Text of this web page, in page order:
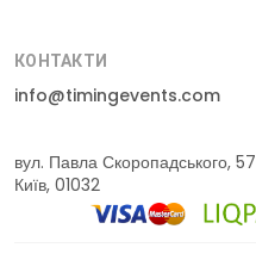
КОНТАКТИ
info@timingevents.com
вул. Павла Скоропадського, 57
Київ, 01032